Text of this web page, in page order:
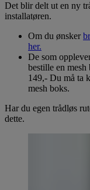
Det blir delt ut en ny
installatøren.
Om du ønsker
her.
De som
bestille en
149,- Du må ta
mesh boks.
Har du egen trådløs
dette.